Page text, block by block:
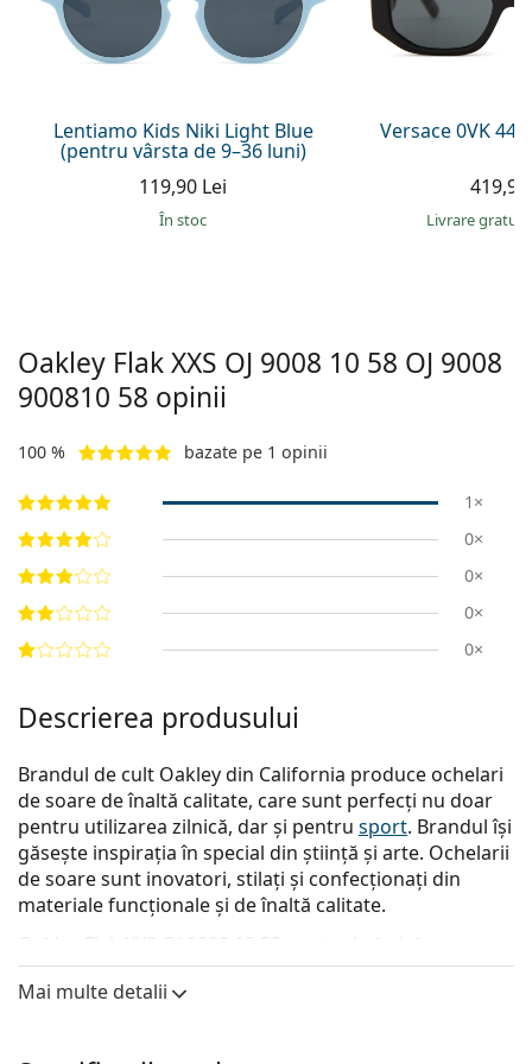
Persol
Prada
Lentiamo Kids Niki Light Blue
(pentru vârsta de 9–36 luni)
119,90 Lei
În stoc
Versace 0VK
Livrare
Oakley Flak XXS OJ 9008 10 58 OJ 9008
900810 58 opinii
100 % bazate pe 1 opinii
1×
0×
0×
0×
0×
Descrierea produsului
Brandul de cult Oakley din California produce ochelari
de soare de înaltă calitate, care sunt perfecți nu doar
pentru utilizarea zilnică, dar și pentru sport. Brandul își
găsește inspirația în special din știință și arte. Ochelarii
de soare sunt inovatori, stilați și confecționați din
materiale funcționale și de înaltă calitate.
Oakley Flak XXS OJ 9008 10 58
sunt ochelari de soare
pentru copii.
Mai multe detalii